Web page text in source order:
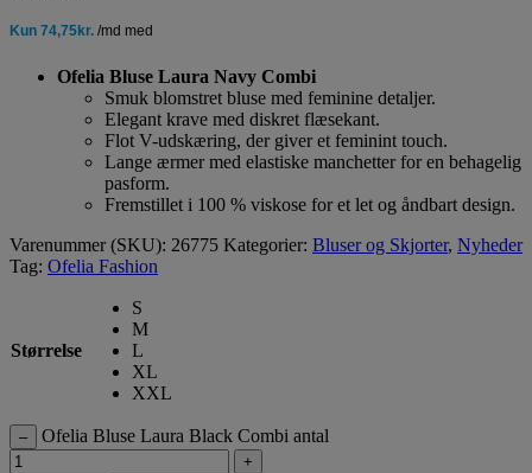
Ofelia Bluse Laura Navy Combi
Smuk blomstret bluse med feminine detaljer.
Elegant krave med diskret flæsekant.
Flot V-udskæring, der giver et feminint touch.
Lange ærmer med elastiske manchetter for en behagelig
pasform.
Fremstillet i 100 % viskose for et let og åndbart design.
Varenummer (SKU): 26775 Kategorier: Bluser og Skjorter, Nyheder
Tag: Ofelia Fashion
Størrelse
S
M
L
XL
XXL
– Ofelia Bluse Laura Black Combi antal
+